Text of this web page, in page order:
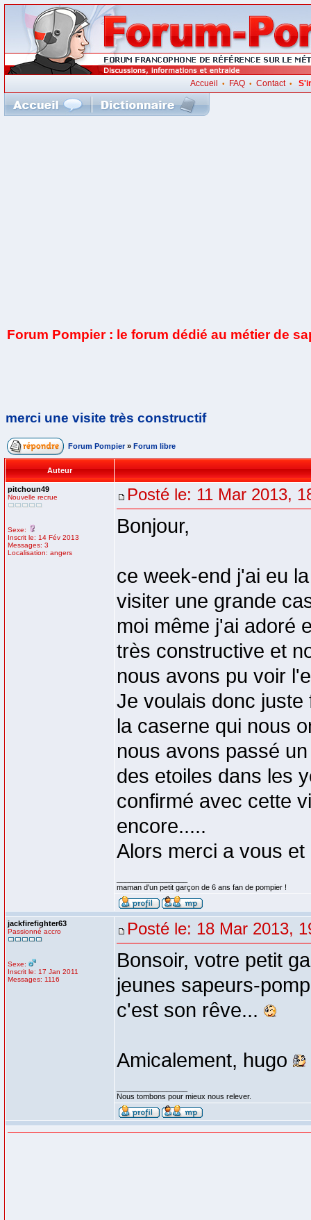
Accueil • FAQ• Contact•
Forum Pompier : le forum dédié au métier de
merci une visite très constructif
Forum Pompier » Forum libre
Auteur
pitchoun49
Nouvelle recrue
Sexe:
Inscrit le: 14 Fév 2013
Messages: 3
Localisation: angers
Posté le: 11 Mar 2013,
Bonjour,
ce week-end j'ai eu
visiter une grande
moi même j'ai adoré
très constructive et
nous avons pu voir
Je voulais donc
la caserne qui nous
nous avons passé
des etoiles dans les
confirmé avec cette
encore.....
Alors merci a vous
maman d'un petit garçon de 6 ans fan de pompier !
jackfirefighter63
Passionné accro
Sexe:
Inscrit le: 17 Jan 2011
Messages: 1116
Posté le: 18 Mar 2013,
Bonsoir, votre petit
jeunes sapeurs-
c'est son rêve...
Amicalement, hugo
Nous tombons pour mieux nous relever.